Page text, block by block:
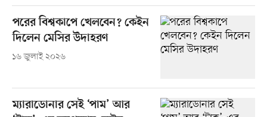
পরের বিশ্বকাপে খেলবেন? কেইন
দিলেন মেসির উদাহরণ
১৬ জুলাই ২০২৬
ম্যারাডোনার সেই ‘পাম’ আর